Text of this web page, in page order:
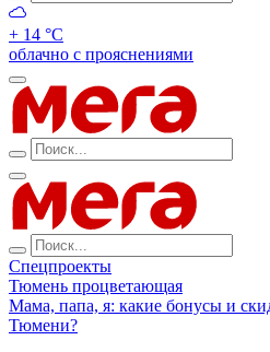
+ 14 °С
облачно с прояснениями
Спецпроекты
Тюмень процветающая
Мама, папа, я: какие бонусы и
Тюмени?